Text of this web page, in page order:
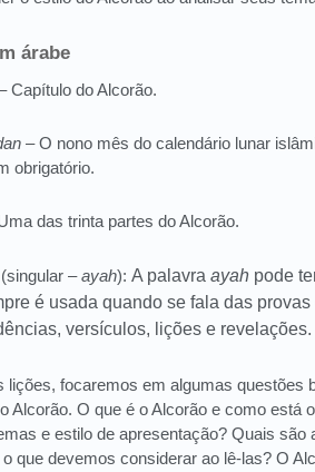
árabe
Capítulo do Alcorão.
– O nono mês do calendário lunar
obrigatório.
das trinta partes do Alcorão.
–ayah): A palavra ayah pode
é usada quando se fala das provas
versículos, lições e revelações.
lições, focaremos em algumas questões
Alcorão. O que é o Alcorão e como está
e estilo de apresentação? Quais são
que devemos considerar ao lê-las? O